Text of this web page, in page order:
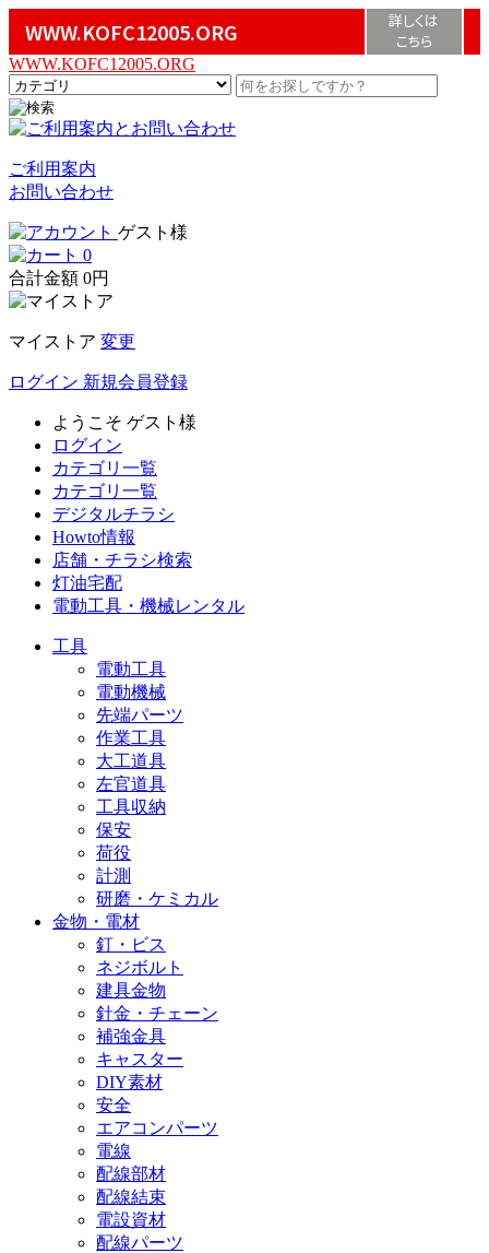
WWW.KOFC12005.ORG
詳しくは
こちら
WWW.KOFC12005.ORG
ご利用案内
お問い合わせ
ゲスト様
0
合計金額 0円
マイストア 変更
ログイン 新規会員登録
ようこそ ゲスト様
ログイン
カテゴリ一覧
カテゴリ一覧
デジタルチラシ
Howto情報
店舗・チラシ検索
灯油宅配
電動工具・機械レンタル
工具
電動工具
電動機械
先端パーツ
作業工具
大工道具
左官道具
工具収納
保安
荷役
計測
研磨・ケミカル
金物・電材
釘・ビス
ネジボルト
建具金物
針金・チェーン
補強金具
キャスター
DIY素材
安全
エアコンパーツ
電線
配線部材
配線結束
電設資材
配線パーツ